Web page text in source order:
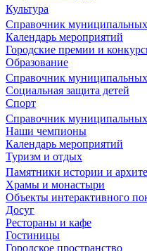
Культура
Справочник
Календарь мероприятий
Городские премии и
Образование
Справочник
Социальная защита детей
Спорт
Справочник
Наши чемпионы
Календарь мероприятий
Туризм и отдых
Памятники истории и
Храмы и монастыри
Объекты интерактивного
Досуг
Рестораны и кафе
Гостиницы
Городское пространство